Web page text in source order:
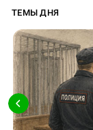
ТЕМЫ ДНЯ